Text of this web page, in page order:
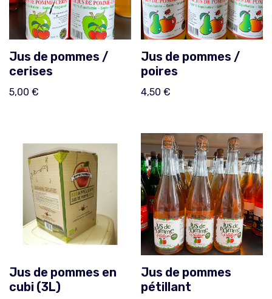
Jus de pommes /
cerises
5,00 €
Jus de pommes /
poires
4,50€
Jus de pommes en
cubi (3L)
Jus de pommes
pétillant